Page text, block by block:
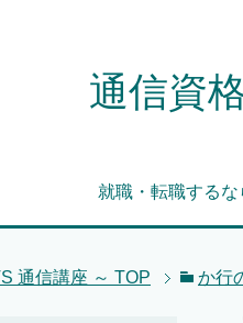
通信資
就職・転職するな
通信講座 ～ TOP か行